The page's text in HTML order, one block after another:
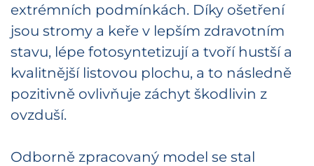
extrémních podmínkách. Díky ošetření
jsou stromy a keře v lepším zdravotním
stavu, lépe fotosyntetizují a tvoří hustší a
kvalitnější listovou plochu, a to následně
pozitivně ovlivňuje záchyt škodlivin z
ovzduší.
Odborně zpracovaný model se stal